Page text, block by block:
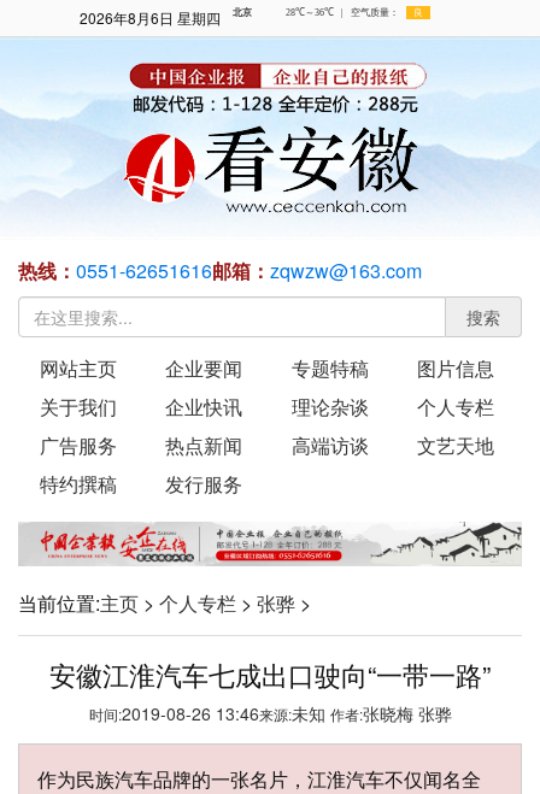
2026年8月6日 星期四
热线： 0551-62651616邮箱： zqwzw@163.com
搜索
网站主页 企业要闻 专题特稿
图片信息
关于我们
企业快讯 理论杂谈
个人专栏
广告服务
热点新闻 高端访谈
文艺天地
特约撰稿
发行服务
当前位置:主页 > 个人专栏 > 张骅 >
安徽江淮汽车七成出口驶向“一带一路”
时间:2019-08-26 13:46来源:未知 作者:张晓梅 张骅
作为民族汽车品牌的一张名片，江淮汽车不仅闻名全